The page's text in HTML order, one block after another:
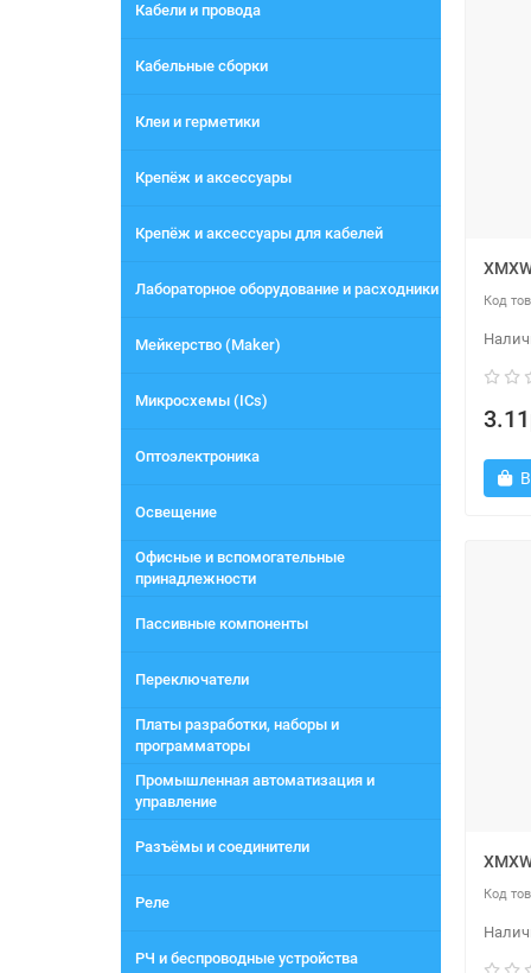
Кабели и провода
Кабельные сборки
Клеи и герметики
Крепёж и аксессуары
Крепёж и аксессуары для кабелей
Лабораторное оборудование и расходники
Мейкерство (Maker)
Микросхемы (ICs)
Оптоэлектроника
Освещение
Офисные и вспомогательные
принадлежности
Пассивные компоненты
Переключатели
Платы разработки, наборы и
программаторы
Промышленная автоматизация и
управление
Разъёмы и соединители
Реле
РЧ и беспроводные устройства